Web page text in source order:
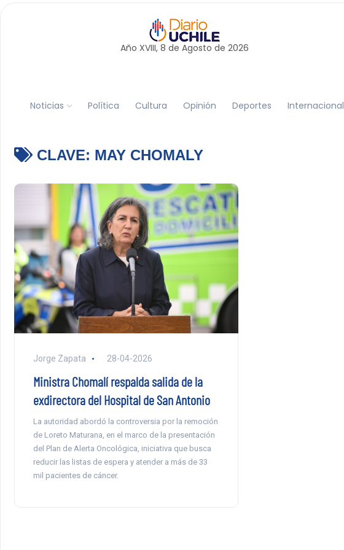
Año XVIII, 8 de Agosto de 2026
Noticias Política Cultura Opinión Deportes Internacional
CLAVE: MAY CHOMALY
Jorge Zapata 28-04-2026
Ministra Chomalí respalda salida de la
exdirectora del Hospital de San Antonio
La autoridad abordó la controversia por la remoción
de Loreto Maturana, en el marco de la presentación
del Plan de Alerta Oncológica, iniciativa que busca
reducir las listas de espera y atender a más de 33
mil pacientes de cáncer.